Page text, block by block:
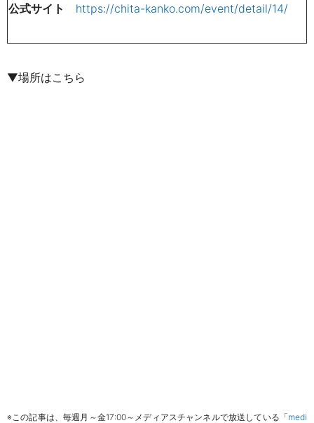
公式サイト
https://chita-kanko.com/event/detail/14/
▼場所はこちら
※この記事は、毎週月～金17:00～メディアスチャンネルで放送している「medi